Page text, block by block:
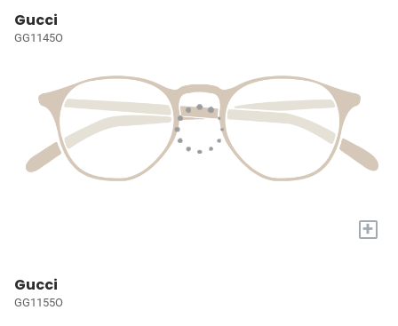
Gucci
GG1145O
+
Gucci
GG1155O